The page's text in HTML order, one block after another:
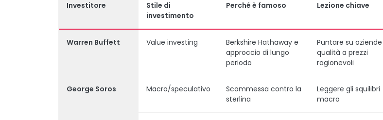
Investitore
Stile di
investimento
Perché è famoso Lezione chiave
Warren Buffett Value investing
Berkshire Hathaway e
approccio di lungo
periodo
Puntare su
qualità a prezzi
ragionevoli
George Soros Macro/speculativo
Scommessa contro la
sterlina
Leggere gli squilibri
macro